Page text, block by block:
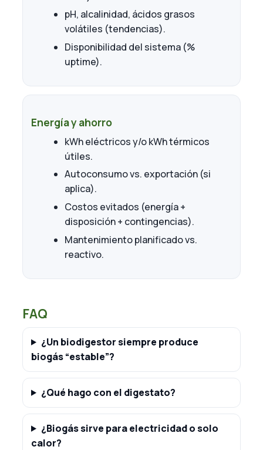
pH, alcalinidad, ácidos grasos
volátiles (tendencias).
Disponibilidad del sistema (%
uptime).
Energía y ahorro
kWh eléctricos y/o kWh térmicos
útiles.
Autoconsumo vs. exportación (si
aplica).
Costos evitados (energía +
disposición + contingencias).
Mantenimiento planificado vs.
reactivo.
FAQ
¿Un biodigestor siempre produce
biogás “estable”?
¿Qué hago con el digestato?
¿Biogás sirve para electricidad o solo
calor?